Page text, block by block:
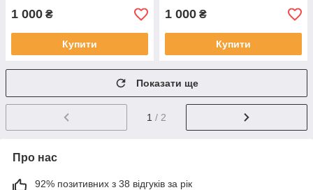
1 000 ₴
Купити
1 000 ₴
Купити
Показати ще
1 / 2
Про нас
92% позитивних з 38 відгуків за рік